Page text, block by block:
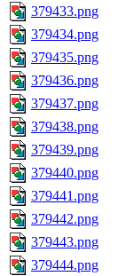
379433.png
379434.png
379435.png
379436.png
379437.png
379438.png
379439.png
379440.png
379441.png
379442.png
379443.png
379444.png